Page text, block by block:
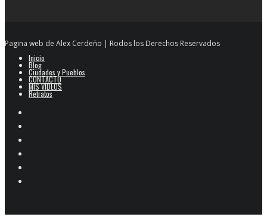
Pagina web de Alex Cerdeño | Rodos los Derechos Reservados
Inicio
Blog
Ciudades y Pueblos
CONTACTO
MIS VIDEOS
Retratos